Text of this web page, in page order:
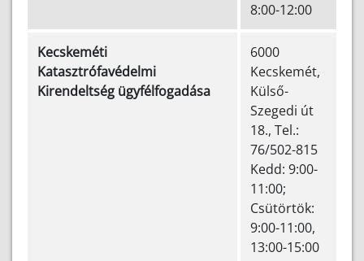
8:00-12:00
Kecskeméti
Katasztrófavédelmi
Kirendeltség ügyfélfogadása
6000
Kecskemét,
Külső-
Szegedi út
18., Tel.:
76/502-815
Kedd: 9:00-
11:00;
Csütörtök:
9:00-11:00,
13:00-15:00